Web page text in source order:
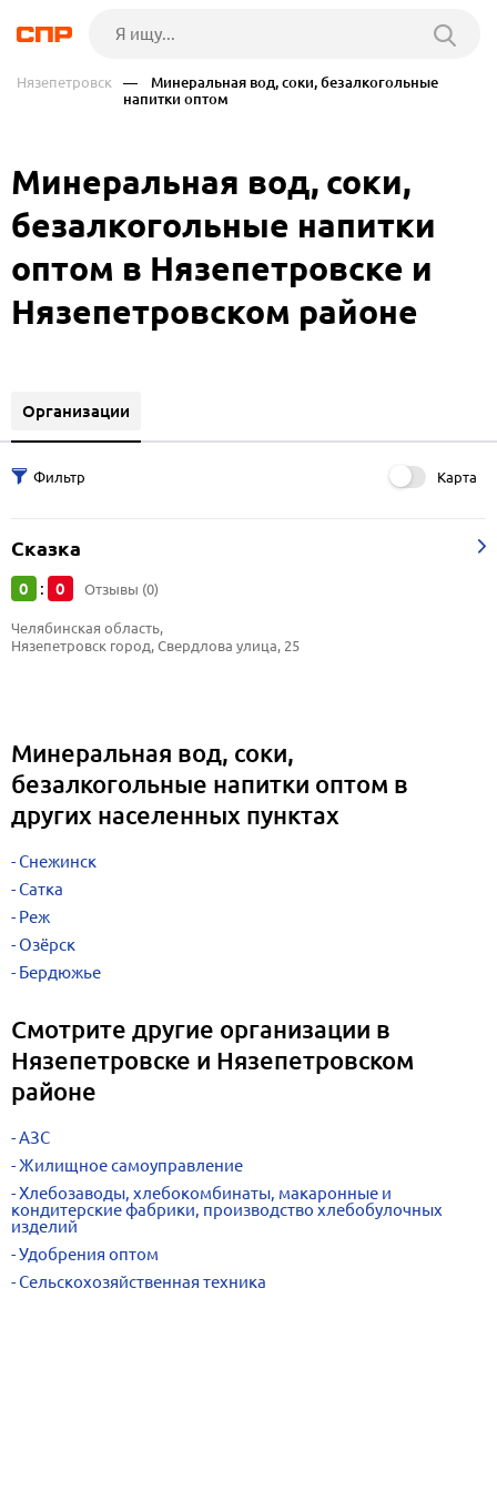
Нязепетровск
— Минеральная вод, соки, безалкогольные
напитки оптом
Минеральная вод, соки,
безалкогольные напитки
оптом в Нязепетровске и
Нязепетровском районе
Организации
Карта
Сказка
0 : 0 Отзывы (0)
Челябинская область,
Нязепетровск город, Свердлова улица, 25
Минеральная вод, соки,
безалкогольные напитки оптом в
других населенных пунктах
Снежинск
Сатка
Реж
Озёрск
Бердюжье
Смотрите другие организации в
Нязепетровске и Нязепетровском
районе
АЗС
Жилищное самоуправление
Хлебозаводы, хлебокомбинаты, макаронные и
кондитерские фабрики, производство хлебобулочных
изделий
Удобрения оптом
Сельскохозяйственная техника